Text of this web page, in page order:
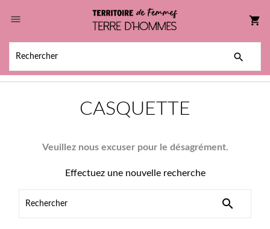
 shopping_cart

CASQUETTE
Veuillez nous excuser pour le désagrément.
Effectuez une nouvelle recherche
